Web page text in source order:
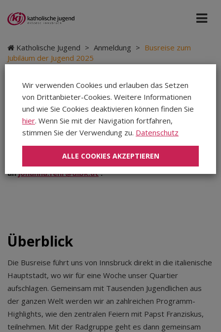
Katholische Jugend > Anmeldung > Busreise zum
Jubiläum der Jugend 2025
Aktuelle Info zur Anmeldung
Die offizielle Anmeldefrist für die Busreise zum
Jubiläum der Jugend 2025 ist bereits vorbei. Es gibt
aber noch einige Restplätze, für die eine Nachmeldung
möglich ist. Melde dich dafür per Mail
anjohanna.fehr@dibk.at.
Überblick
Die Busreise führt uns von Innsbruck direkt in die italienische
Hauptstadt, wo wir für eine Woche unser Quartier
aufschlagen. Gemeinsam mit Tausenden Jugendlichen aus
der ganzen Welt werden wir an zahlreichen Programm-
Highlights, wie den zentralen Feiern mit Papst Franziskus,
teilnehmen. Mit der Radgruppe geht es dann gemeinsam
Wir verwenden Cookies und erlauben das Setzen
von Drittanbieter-Cookies. Weitere Informationen
und wie Sie Cookies deaktivieren können finden Sie
hier. Wenn Sie mit der Navigation fortfahren,
stimmen Sie der Verwendung zu. Datenschutz
ALLE COOKIES AKZEPTIEREN